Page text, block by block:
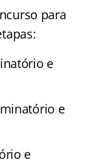
para
e
e
e